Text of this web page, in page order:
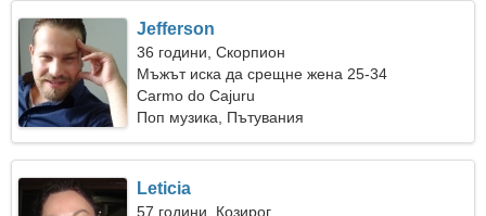
Jefferson
36 години, Скорпион
Мъжът иска да срещне жена 25-34
Carmo do Cajuru
Поп музика, Пътувания
Leticia
57 години, Козирог